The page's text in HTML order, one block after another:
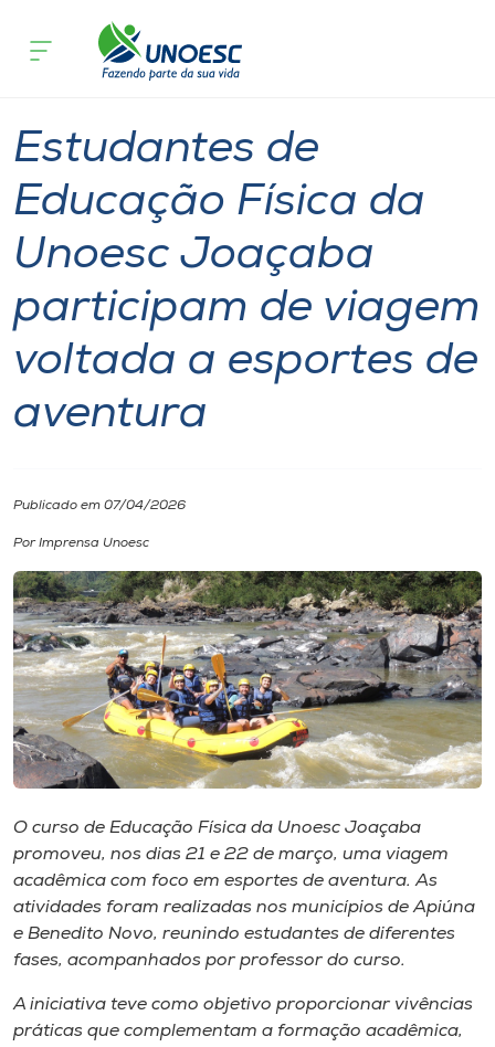
Cursos
Pesquisa
Atendimento ao Estudante
Portal de Ensino
Unoesc
I.nova
Diplomados
Cultura
CPA
Editora
Rádio
Museu
Esporte
Estudantes de
Educação Física da
Unoesc Joaçaba
participam de viagem
voltada a esportes de
aventura
Publicado em 07/04/2026
Por Imprensa Unoesc
O curso de Educação Física da Unoesc Joaçaba
promoveu, nos dias 21 e 22 de março, uma viagem
acadêmica com foco em esportes de aventura. As
atividades foram realizadas nos municípios de Apiúna
e Benedito Novo, reunindo estudantes de diferentes
fases, acompanhados por professor do curso.
A iniciativa teve como objetivo proporcionar vivências
práticas que complementam a formação acadêmica,